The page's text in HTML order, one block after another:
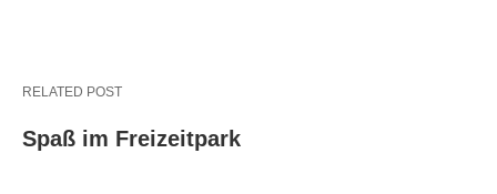
RELATED POST
Spaß im Freizeitpark